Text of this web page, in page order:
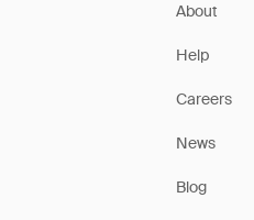
About
Help
Careers
News
Blog